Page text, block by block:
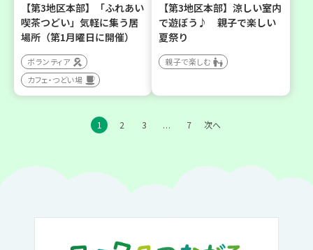
【第3地区本部】「ふれあい
喫茶つどい」気軽に集う居
場所（第1月曜日に開催）
ボランティア
カフェ・つどい場
【第3地区本部】涼しい室内
で遊ぼう♪ 親子で楽しい
夏祭り
親子で楽しむ
1 2 3 … 7 次へ